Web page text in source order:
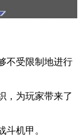
不受限制地进行
，为玩家带来了
斗机甲。